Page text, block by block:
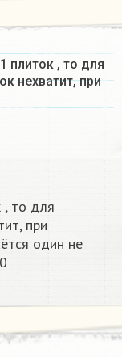
плиток , то для
нехватит, при
, то для
при
один не